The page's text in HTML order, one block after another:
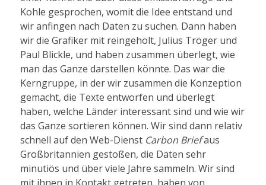
Kohle gesprochen, womit die Idee entstand und
wir anfingen nach Daten zu suchen. Dann haben
wir die Grafiker mit reingeholt, Julius Tröger und
Paul Blickle, und haben zusammen überlegt, wie
man das Ganze darstellen könnte. Das war die
Kerngruppe, in der wir zusammen die Konzeption
gemacht, die Texte entworfen und überlegt
haben, welche Länder interessant sind und wie wir
das Ganze sortieren können. Wir sind dann relativ
schnell auf den Web-Dienst Carbon Briefaus
Großbritannien gestoßen, die Daten sehr
minutiös und über viele Jahre sammeln. Wir sind